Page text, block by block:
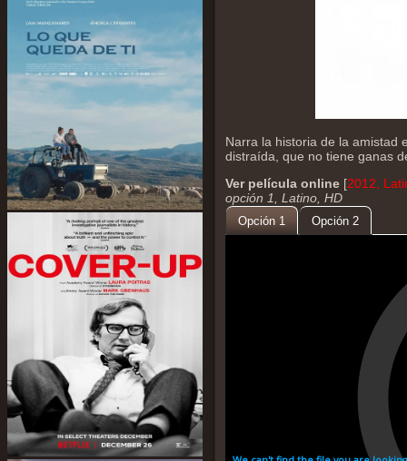
Narra la historia de la amistad
distraída, que no tiene ganas
Ver película online [2012,
opción 1, Latino, HD
Opción 1 Opción 2